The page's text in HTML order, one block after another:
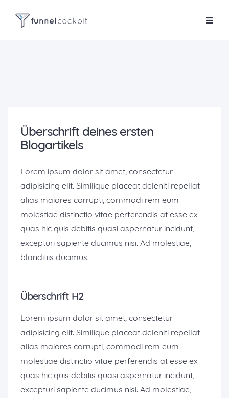
Überschrift deines ersten
Blogartikels
Lorem ipsum dolor sit amet, consectetur
adipisicing elit. Similique placeat deleniti repellat
alias maiores corrupti, commodi rem eum
molestiae distinctio vitae perferendis at esse ex
quas hic quis debitis quasi aspernatur incidunt,
excepturi sapiente ducimus nisi. Ad molestiae,
blanditiis ducimus.
Überschrift H2
Lorem ipsum dolor sit amet, consectetur
adipisicing elit. Similique placeat deleniti repellat
alias maiores corrupti, commodi rem eum
molestiae distinctio vitae perferendis at esse ex
quas hic quis debitis quasi aspernatur incidunt,
excepturi sapiente ducimus nisi. Ad molestiae,